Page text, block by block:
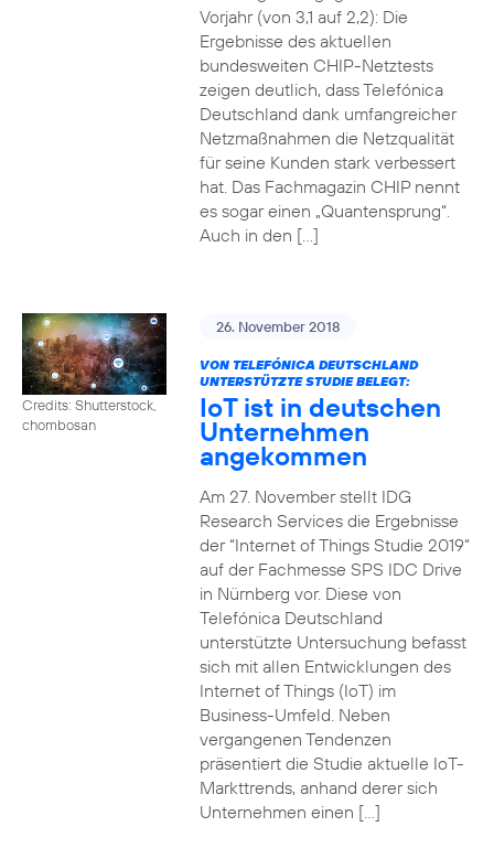
Vorjahr (von 3,1 auf 2,2): Die
Ergebnisse des aktuellen
bundesweiten CHIP-Netztests
zeigen deutlich, dass Telefónica
Deutschland dank umfangreicher
Netzmaßnahmen die Netzqualität
für seine Kunden stark verbessert
hat. Das Fachmagazin CHIP nennt
es sogar einen „Quantensprung“.
Auch in den […]
Credits: Shutterstock,
chombosan
26. November 2018
VON TELEFÓNICA DEUTSCHLAND
UNTERSTÜTZTE STUDIE BELEGT:
IoT ist in deutschen
Unternehmen
angekommen
Am 27. November stellt IDG
Research Services die Ergebnisse
der “Internet of Things Studie 2019“
auf der Fachmesse SPS IDC Drive
in Nürnberg vor. Diese von
Telefónica Deutschland
unterstützte Untersuchung befasst
sich mit allen Entwicklungen des
Internet of Things (IoT) im
Business-Umfeld. Neben
vergangenen Tendenzen
präsentiert die Studie aktuelle IoT-
Markttrends, anhand derer sich
Unternehmen einen […]